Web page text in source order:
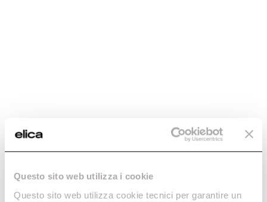
Questo sito web utilizza i cookie
Questo sito web utilizza cookie tecnici per garantire un